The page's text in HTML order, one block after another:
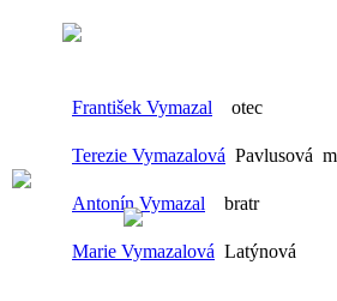
František Vymazal otec
Terezie Vymazalová Pavlusová
Antonín Vymazal bratr
Marie Vymazalová Latýnová